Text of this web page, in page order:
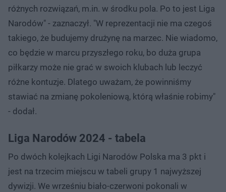
różnych rozwiązań, m.in. w środku pola. Po to jest Liga
Narodów" - zaznaczył. "W reprezentacji nie ma czegoś
takiego, że budujemy drużynę na marzec. Nie wiadomo,
co będzie w marcu przyszłego roku, bo duża grupa
piłkarzy może nie grać w swoich klubach lub leczyć
różne kontuzje. Dlatego uważam, że powinniśmy
stawiać na zmianę pokoleniową, którą właśnie robimy"
- dodał.
Liga Narodów 2024 - tabela
Po dwóch kolejkach Ligi Narodów Polska ma 3 pkt i
jest na trzecim miejscu w tabeli grupy 1 najwyższej
dywizji. We wrześniu biało-czerwoni pokonali w